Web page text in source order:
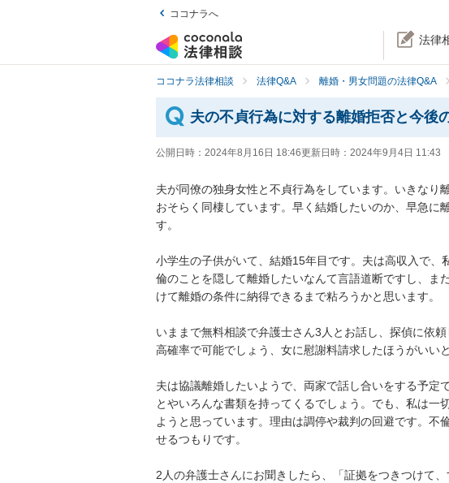
ココナラへ
法律
ココナラ法律相談 法律Q&A 離婚・男女問題の法律Q&A
夫の不貞行為に対する離婚拒否と今後
公開日時： 2024年8月16日 18:46更新日時： 2024年9月4日 11:43
夫が同僚の独身女性と不貞行為をしています。いきなり
おそらく同棲しています。早く結婚したいのか、早急に
す。
小学生の子供がいて、結婚15年目です。夫は高収入で、
倫のことを隠して離婚したいなんて言語道断ですし、ま
けて離婚の条件に納得できるまで粘ろうかと思います。
いままで無料相談で弁護士さん3人とお話し、探偵に依
高確率で可能でしょう、女に慰謝料請求したほうがいい
夫は協議離婚したいようで、両家で話し合いをする予定
とやいろんな書類を持ってくるでしょう。でも、私は一
ようと思っています。理由は調停や裁判の回避です。不
せるつもりです。
2人の弁護士さんにお聞きしたら、「証拠をつきつけて